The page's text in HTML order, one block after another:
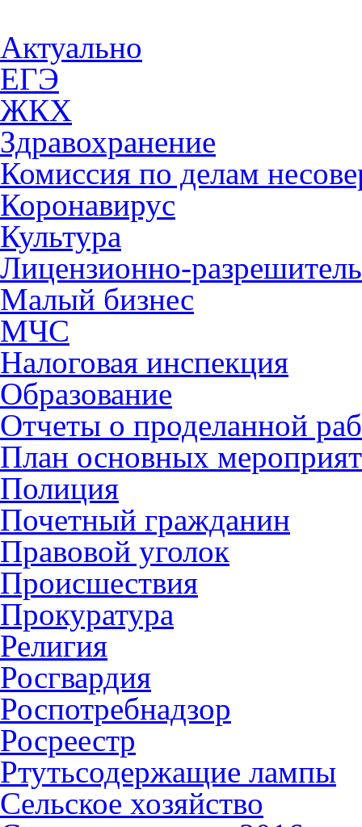
Актуально
ЕГЭ
ЖКХ
Здравохранение
Комиссия по делам
Коронавирус
Культура
Лицензионно-
Малый бизнес
МЧС
Налоговая инспекция
Образование
Отчеты о проделанной
План основных
Полиция
Почетный гражданин
Правовой уголок
Происшествия
Прокуратура
Религия
Росгвардия
Роспотребнадзор
Росреестр
Ртутьсодержащие лампы
Сельское хозяйство